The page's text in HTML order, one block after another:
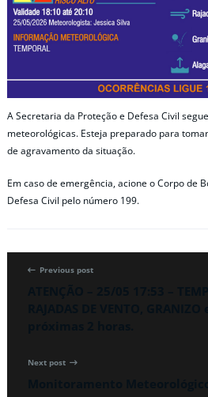
A Secretaria da Proteção e Defesa Civil
meteorológicas. Esteja preparado para
de agravamento da situação.
Em caso de emergência, acione o Corpo de
Defesa Civil pelo número 199.
Previous post
Next post